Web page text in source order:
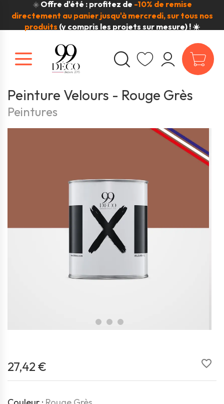
☀️ Offre d'été : profitez de -10% de remise
directement au panier jusqu'à mercredi, sur tous nos
produits (y compris les projets sur mesure) ! ☀️
Peinture Velours - Rouge Grès
Peintures
favorite_border
27,42 €